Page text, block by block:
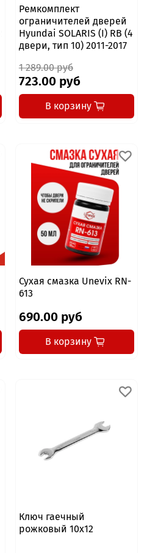
Ремкомплект
ограничителей дверей
Hyundai SOLARIS (I) RB (4
двери, тип 10) 2011-2017
1 289.00 руб
723.00 руб
В корзину
Сухая смазка Unevix RN-
613
690.00 руб
В корзину
Ключ гаечный
рожковый 10x12